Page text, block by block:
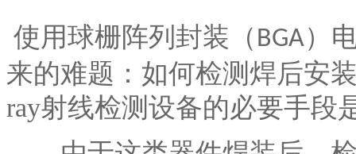
使用球栅阵列封装（ BGA）
来的难题：如何检测焊后安
ray射线检测设备的必要手段